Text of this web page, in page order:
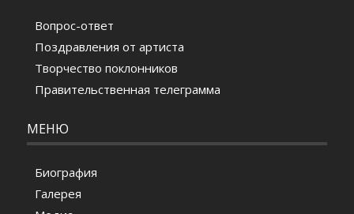
Вопрос-ответ
Поздравления от артиста
Творчество поклонников
Правительственная телеграмма
МЕНЮ
Биография
Галерея